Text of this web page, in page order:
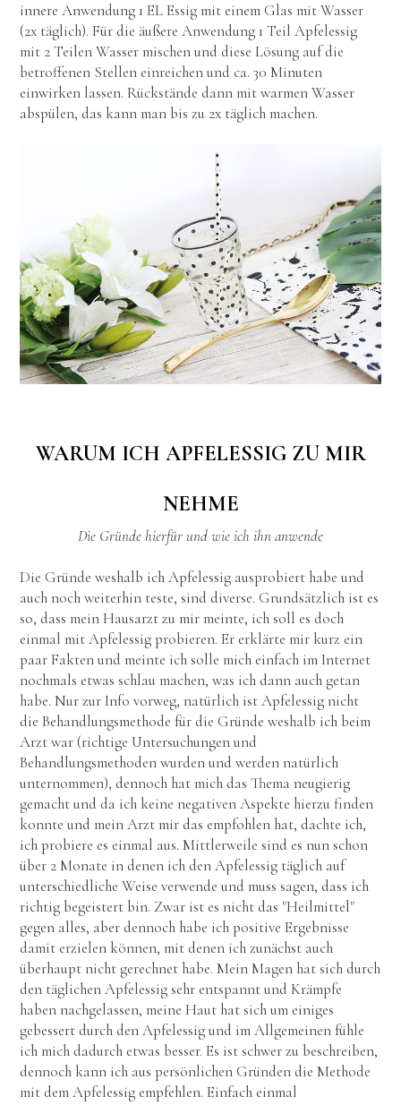
innere Anwendung 1 EL Essig mit einem Glas mit Wasser
(2x täglich). Für die äußere Anwendung 1 Teil Apfelessig
mit 2 Teilen Wasser mischen und diese Lösung auf die
betroffenen Stellen einreichen und ca. 30 Minuten
einwirken lassen. Rückstände dann mit warmen Wasser
abspülen, das kann man bis zu 2x täglich machen.
WARUM ICH APFELESSIG ZU MIR
NEHME
Die Gründe hierfür und wie ich ihn anwende
Die Gründe weshalb ich Apfelessig ausprobiert habe und
auch noch weiterhin teste, sind diverse. Grundsätzlich ist es
so, dass mein Hausarzt zu mir meinte, ich soll es doch
einmal mit Apfelessig probieren. Er erklärte mir kurz ein
paar Fakten und meinte ich solle mich einfach im Internet
nochmals etwas schlau machen, was ich dann auch getan
habe. Nur zur Info vorweg, natürlich ist Apfelessig nicht
die Behandlungsmethode für die Gründe weshalb ich beim
Arzt war (richtige Untersuchungen und
Behandlungsmethoden wurden und werden natürlich
unternommen), dennoch hat mich das Thema neugierig
gemacht und da ich keine negativen Aspekte hierzu finden
konnte und mein Arzt mir das empfohlen hat, dachte ich,
ich probiere es einmal aus. Mittlerweile sind es nun schon
über 2 Monate in denen ich den Apfelessig täglich auf
unterschiedliche Weise verwende und muss sagen, dass ich
richtig begeistert bin. Zwar ist es nicht das "Heilmittel"
gegen alles, aber dennoch habe ich positive Ergebnisse
damit erzielen können, mit denen ich zunächst auch
überhaupt nicht gerechnet habe. Mein Magen hat sich durch
den täglichen Apfelessig sehr entspannt und Krämpfe
haben nachgelassen, meine Haut hat sich um einiges
gebessert durch den Apfelessig und im Allgemeinen fühle
ich mich dadurch etwas besser. Es ist schwer zu beschreiben,
dennoch kann ich aus persönlichen Gründen die Methode
mit dem Apfelessig empfehlen. Einfach einmal